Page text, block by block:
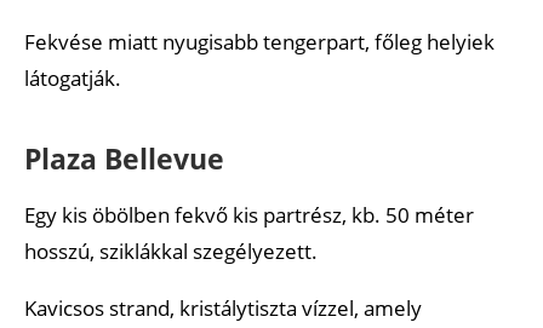
Fekvése miatt nyugisabb tengerpart, főleg helyiek
látogatják.
Plaza Bellevue
Egy kis öbölben fekvő kis partrész, kb. 50 méter
hosszú, sziklákkal szegélyezett.
Kavicsos strand, kristálytiszta vízzel, amely